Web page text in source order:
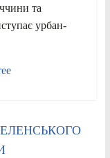
та
урбан-